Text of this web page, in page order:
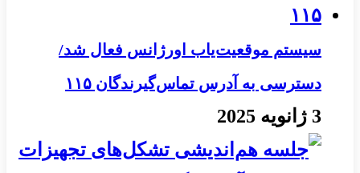
سیستم موقعیت‌یاب اورژانس فعال شد/
دسترسی به آدرس تماس‌گیرندگان ۱۱۵
3 ژانویه 2025